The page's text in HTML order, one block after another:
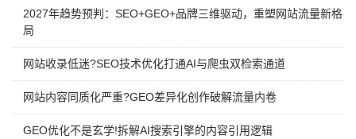
2027年趋势预判：SEO+GEO+品牌三维驱动，重塑网站流量新格
局
网站收录低迷?SEO技术优化打通AI与爬虫双检索通道
网站内容同质化严重?GEO差异化创作破解流量内卷
GEO优化不是玄学!拆解AI搜索引擎的内容引用逻辑